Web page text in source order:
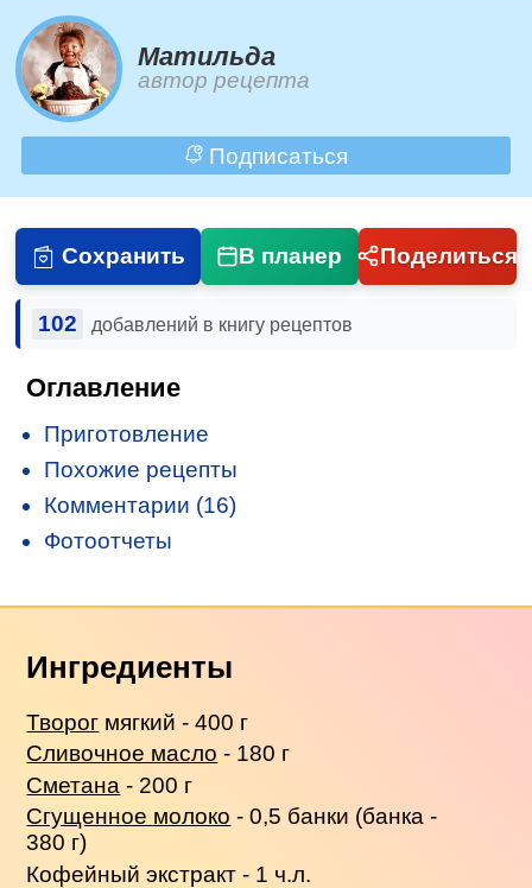
Матильда
автор рецепта
Подписаться
Сохранить В планер Поделиться
102 добавлений в книгу рецептов
Оглавление
Приготовление
Похожие рецепты
Комментарии (16)
Фотоотчеты
Ингредиенты
Творог мягкий - 400 г
Сливочное масло - 180 г
Сметана - 200 г
Сгущенное молоко - 0,5 банки (банка -
380 г)
Кофейный экстракт - 1 ч.л.